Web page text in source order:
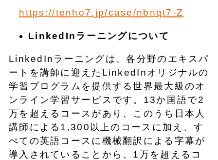
https://tenho7.jp/case/nbnqt7-Z
LinkedInラーニングについて
LinkedInラーニングは、各分野のエキスパ
ートを講師に迎えたLinkedInオリジナルの
学習プログラムを提供する世界最大級のオ
ンライン学習サービスです。13か国語で2
万を超えるコースがあり、このうち日本人
講師による1,300以上のコースに加え、す
べての英語コースに機械翻訳による字幕が
導入されていることから、1万を超えるコ